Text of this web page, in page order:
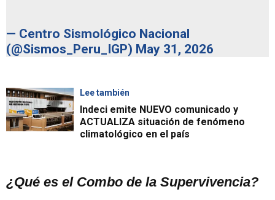
— Centro Sismológico Nacional
(@Sismos_Peru_IGP) May 31, 2026
Lee también
Indeci emite NUEVO comunicado y
ACTUALIZA situación de fenómeno
climatológico en el país
¿Qué es el Combo de la Supervivencia?